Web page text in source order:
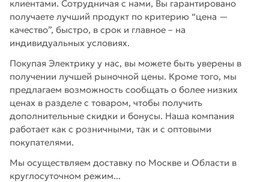
клиентами. Сотрудничая с нами, Вы гарантировано
получаете лучший продукт по критерию “цена —
качество”, быстро, в срок и главное – на
индивидуальных условиях.
Покупая Электрику у нас, вы можете быть уверены в
получении лучшей рыночной цены. Кроме того, мы
предлагаем возможность сообщать о более низких
ценах в разделе с товаром, чтобы получить
дополнительные скидки и бонусы. Наша компания
работает как с розничными, так и с оптовыми
покупателями.
Мы осуществляем доставку по Москве и Области в
круглосуточном режим...